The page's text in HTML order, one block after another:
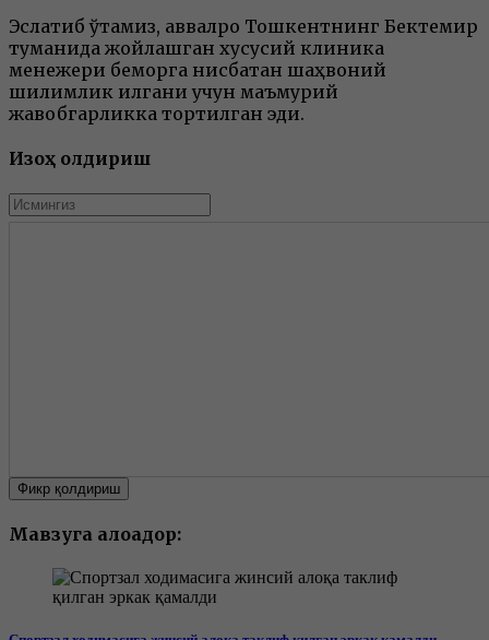
Эслатиб ўтамиз, аввалроқ Тошкентнинг Бектемир
туманида жойлашган хусусий клиника
менежери беморга нисбатан шаҳвоний
шилқимлик қилгани учун маъмурий
жавобгарликка тортилган эди.
Изоҳ қолдириш
Фикр қолдириш
Мавзуга алоқадор: